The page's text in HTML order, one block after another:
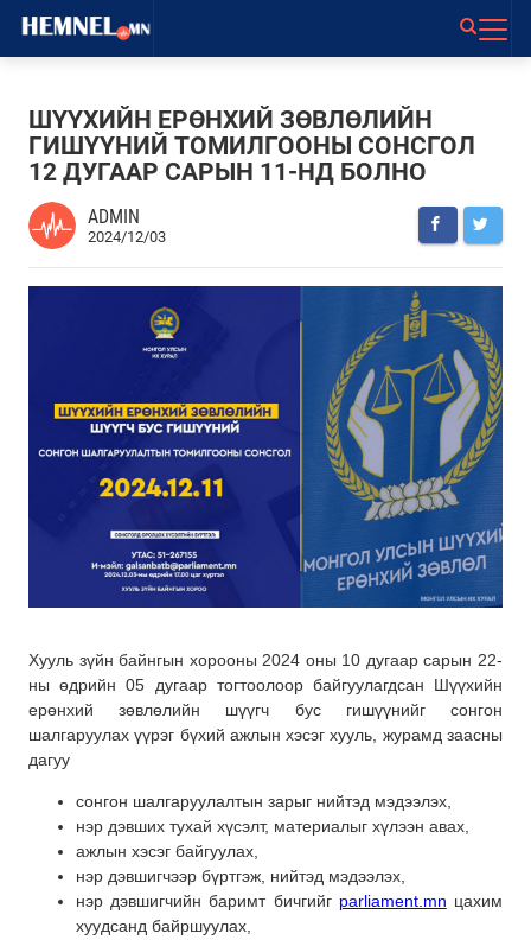
ШҮҮХИЙН ЕРӨНХИЙ ЗӨВЛӨЛИЙН
ГИШҮҮНИЙ ТОМИЛГООНЫ СОНСГОЛ
12 ДУГААР САРЫН 11-НД БОЛНО
ADMIN
2024/12/03
Хууль зүйн байнгын хорооны 2024 оны 10 дугаар сарын 22-
ны өдрийн 05 дугаар тогтоолоор байгуулагдсан Шүүхийн
ерөнхий зөвлөлийн шүүгч бус гишүүнийг сонгон
шалгаруулах үүрэг бүхий ажлын хэсэг хууль, журамд заасны
дагуу
сонгон шалгаруулалтын зарыг нийтэд мэдээлэх,
нэр дэвших тухай хүсэлт, материалыг хүлээн авах,
ажлын хэсэг байгуулах,
нэр дэвшигчээр бүртгэж, нийтэд мэдээлэх,
нэр дэвшигчийн баримт бичгийг parliament.mn цахим
хуудсанд байршуулах,